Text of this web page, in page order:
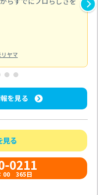
ヤマ
を見る
見る
0211
00 365日